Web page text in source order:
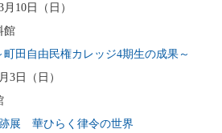
10日（日）
館
田自由民権カレッジ4期生の成果～
3日（日）
展 華ひらく律令の世界